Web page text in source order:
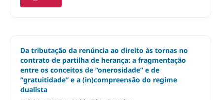
Da tributação da renúncia ao direito às tornas no
contrato de partilha de herança: a fragmentação
entre os conceitos de “onerosidade” e de
“gratuitidade” e a (in)compreensão do regime
dualista